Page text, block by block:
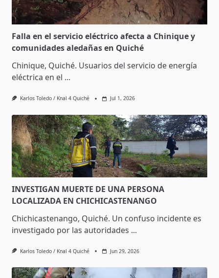
Falla en el servicio eléctrico afecta a Chinique y
comunidades aledañas en Quiché
Chinique, Quiché. Usuarios del servicio de energía
eléctrica en el ...
Karlos Toledo / Knal 4 Quiché Jul 1, 2026
INVESTIGAN MUERTE DE UNA PERSONA
LOCALIZADA EN CHICHICASTENANGO
Chichicastenango, Quiché. Un confuso incidente es
investigado por las autoridades ...
Karlos Toledo / Knal 4 Quiché Jun 29, 2026